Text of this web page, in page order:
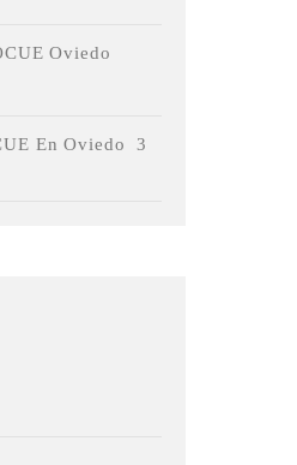
Oviedo
En Oviedo
3